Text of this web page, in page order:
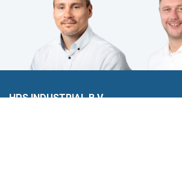
HPS INDUSTRIAL B.V.